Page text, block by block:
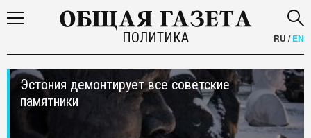
ПОЛИТИКА RU /EN
Эстония демонтирует все советские
памятники